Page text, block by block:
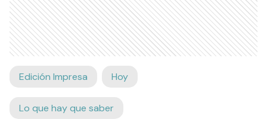
Edición Impresa Hoy
Lo que hay que saber